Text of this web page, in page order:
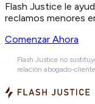
Flash Justice le
reclamos menores
Comenzar Ahora
Flash Justice no
relación abogado-